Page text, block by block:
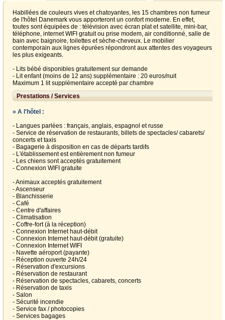
Habillées de couleurs vives et chatoyantes, les 15 chambres non fumeur
de l'hôtel Danemark vous apporteront un confort moderne. En effet,
toutes sont équipées de : télévision avec écran plat et satellite, mini-bar,
téléphone, internet WIFI gratuit ou prise modem, air conditionné, salle de
bain avec baignoire, toilettes et sèche-cheveux. Le mobilier
contemporain aux lignes épurées répondront aux attentes des voyageurs
les plus exigeants.
- Lits bébé disponibles gratuitement sur demande
- Lit enfant (moins de 12 ans) supplémentaire : 20 euros/nuit
Maximum 1 lit supplémentaire accepté par chambre
Prestations / Services
» A l'hôtel :
- Langues parlées : français, anglais, espagnol et russe
- Service de réservation de restaurants, billets de spectacles/ cabarets/
concerts et taxis
- Bagagerie à disposition en cas de départs tardifs
- L'établissement est entièrement non fumeur
- Les chiens sont acceptés gratuitement
- Connexion WIFI gratuite
- Animaux acceptés gratuitement
- Ascenseur
- Blanchisserie
- Café
- Centre d'affaires
- Climatisation
- Coffre-fort (à la réception)
- Connexion Internet haut-débit
- Connexion Internet haut-débit (gratuite)
- Connexion Internet WIFI
- Navette aéroport (payante)
- Réception ouverte 24h/24
- Réservation d'excursions
- Réservation de restaurant
- Réservation de spectacles, cabarets, concerts
- Réservation de taxis
- Salon
- Sécurité incendie
- Service fax / photocopies
- Services bagages